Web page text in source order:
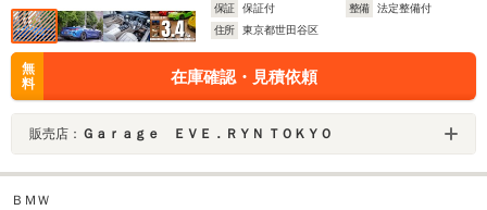
保証
保証付 整備
法定整備付
住所
東京都世田谷区
無
料
在庫確認・見積依頼
販売店： Ｇａｒａｇｅ ＥＶＥ．ＲＹＮ ＴＯＫＹＯ
ＢＭＷ